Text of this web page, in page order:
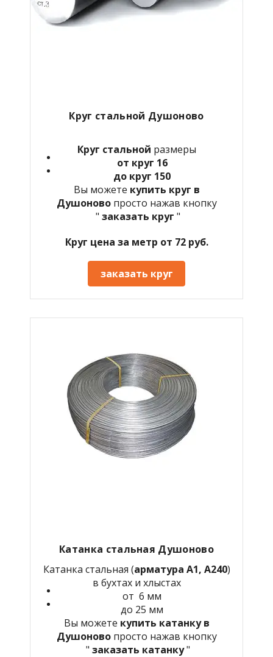
Круг стальной Душоново
Круг стальной размеры
от круг 16
до круг 150
Вы можете купить круг в
Душоново просто нажав кнопку
" заказать круг "
Круг цена за метр от 72 руб.
заказать круг
Катанка стальная Душоново
Катанка стальная (арматура А1, А240)
в бухтах и хлыстах
от 6 мм
до 25 мм
Вы можете купить катанку в
Душоновопросто нажав кнопку
" заказать катанку"